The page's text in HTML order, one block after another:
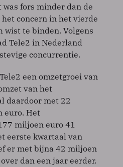
fors minder dan de
concern in het vierde
wist te binden. Volgens
Tele2 in Nederland
concurrentie.
een omzetgroei van
van het
daardoor met 22
euro. Het
miljoen euro 41
eerste kwartaal van
er met bijna 42 miljoen
dan een jaar eerder.